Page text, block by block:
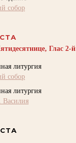
собор
Глас 2-й
литургия
собор
литургия